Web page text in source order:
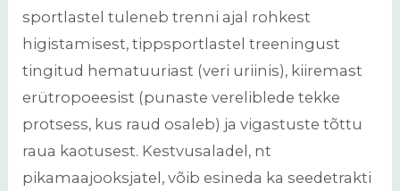
sportlastel tuleneb trenni ajal rohkest
higistamisest, tippsportlastel treeningust
tingitud hematuuriast (veri uriinis), kiiremast
erütropoeesist (punaste vereliblede tekke
protsess, kus raud osaleb) ja vigastuste tõttu
raua kaotusest. Kestvusaladel, nt
pikamaajooksjatel, võib esineda ka seedetrakti